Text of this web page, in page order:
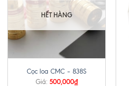
HẾT HÀNG
Cọc loa CMC – 838S
Giá: 500,000₫